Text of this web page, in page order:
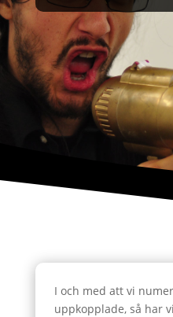
I och med att vi
uppkopplade, så har